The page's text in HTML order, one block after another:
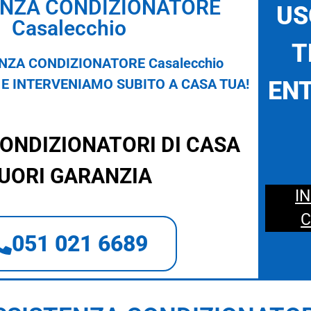
CONDIZIONATORE
Casalecchio
CONDIZIONATORE Casalecchio
INTERVENIAMO SUBITO A CASA TUA!
DI CASA
GARANZIA
051 021 6689